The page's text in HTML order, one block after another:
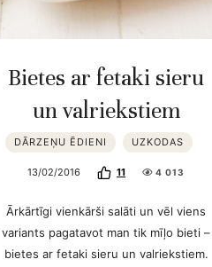
Bietes ar fetaki sieru
un valriekstiem
DĀRZEŅU ĒDIENI UZKODAS
13/02/2016 11 4 013
Ārkārtīgi vienkārši salāti un vēl viens
variants pagatavot man tik mīļo bieti –
bietes ar fetaki sieru un valriekstiem.